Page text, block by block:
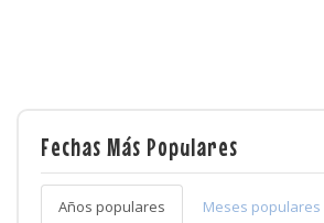
Fechas Más Populares
Años populares Meses populares